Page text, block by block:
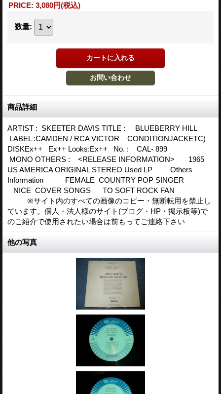
PRICE: 3,080円(税込)
数量:
商品詳細
ARTIST : SKEETER DAVIS TITLE : BLUEBERRY HILL
LABEL :CAMDEN / RCA VICTOR CONDITIONJACKETC)
DISKEx++ Ex++ Looks:Ex++ No. : CAL- 899
MONO OTHERS : <RELEASE INFORMATION> 1965
US AMERICA ORIGINAL STEREO Used LP Others
Information FEMALE COUNTRY POP SINGER
NICE COVER SONGS TO SOFT ROCK FAN
※サイト内のすべての画像のコピー・無断転用を禁止し
ています。個人・法人様のサイト(ブログ・HP・掲示板等)で
のご紹介で使用されたい場合は前もってご連絡下さい
他の写真